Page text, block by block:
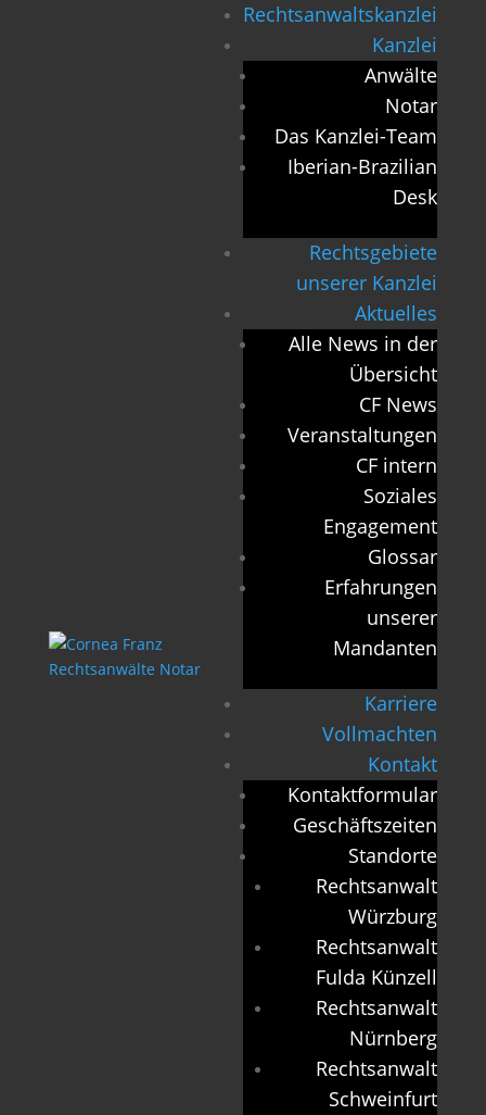
Rechtsanwaltskanzlei
Kanzlei
Anwälte
Notar
Das Kanzlei-Team
Iberian-Brazilian
Desk
Rechtsgebiete
unserer Kanzlei
Aktuelles
Alle News in der
Übersicht
CF News
Veranstaltungen
CF intern
Soziales
Engagement
Glossar
Erfahrungen
unserer
Mandanten
Karriere
Vollmachten
Kontakt
Kontaktformular
Geschäftszeiten
Standorte
Rechtsanwalt
Würzburg
Rechtsanwalt
Fulda Künzell
Rechtsanwalt
Nürnberg
Rechtsanwalt
Schweinfurt